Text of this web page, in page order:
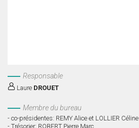
Responsable
Laure DROUET
Membre du bureau
- co-présidentes: REMY Alice et LOLLIER Céline
- Trésorier: ROBERT Pierre Marc